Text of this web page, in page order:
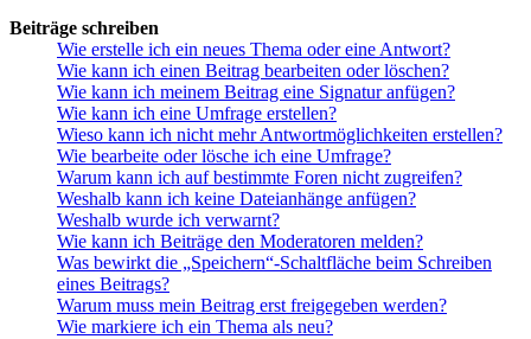
Beiträge schreiben
Wie erstelle ich ein neues Thema oder eine Antwort?
Wie kann ich einen Beitrag bearbeiten oder löschen?
Wie kann ich meinem Beitrag eine Signatur anfügen?
Wie kann ich eine Umfrage erstellen?
Wieso kann ich nicht mehr Antwortmöglichkeiten erstellen?
Wie bearbeite oder lösche ich eine Umfrage?
Warum kann ich auf bestimmte Foren nicht zugreifen?
Weshalb kann ich keine Dateianhänge anfügen?
Weshalb wurde ich verwarnt?
Wie kann ich Beiträge den Moderatoren melden?
Was bewirkt die „Speichern“-Schaltfläche beim Schreiben
eines Beitrags?
Warum muss mein Beitrag erst freigegeben werden?
Wie markiere ich ein Thema als neu?